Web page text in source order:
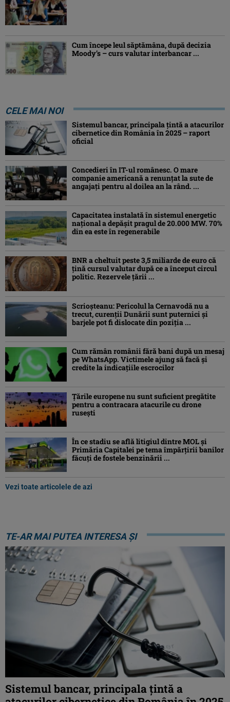
Cum începe leul săptămâna, după decizia
Moody’s – curs valutar interbancar ...
CELE MAI NOI
Sistemul bancar, principala țintă a atacurilor
cibernetice din România în 2025 – raport
oficial
Concedieri în IT-ul românesc. O mare
companie americană a renunțat la sute de
angajați pentru al doilea an la rând. ...
Capacitatea instalată în sistemul energetic
național a depășit pragul de 20.000 MW. 70%
din ea este în regenerabile
BNR a cheltuit peste 3,5 miliarde de euro că
țină cursul valutar după ce a început circul
politic. Rezervele țării ...
Scrioșteanu: Pericolul la Cernavodă nu a
trecut, curenţii Dunării sunt puternici şi
barjele pot fi dislocate din poziţia ...
Cum rămân românii fără bani după un mesaj
pe WhatsApp. Victimele ajung să facă și
credite la indicațiile escrocilor
Ţările europene nu sunt suficient pregătite
pentru a contracara atacurile cu drone
ruseşti
În ce stadiu se află litigiul dintre MOL și
Primăria Capitalei pe tema împărțirii banilor
făcuți de fostele benzinării ...
Vezi toate articolele de azi
TE-AR MAI PUTEA INTERESA ȘI
Sistemul bancar, principala țintă a